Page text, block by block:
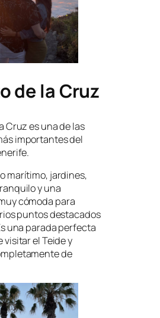
de la Cruz
Cruz es una de las
importantes del
marítimo, jardines,
y una
cómoda para
puntos destacados
una parada perfecta
visitar el Teide y
de